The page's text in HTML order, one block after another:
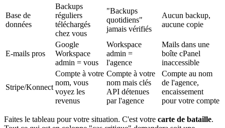
Base de
données
Backups
réguliers
téléchargés
chez vous
"Backups
quotidiens"
jamais vérifiés
Aucun backup,
aucune copie
E-mails pros
Google
Workspace
admin = vous
Workspace
admin =
l'agence
Mails dans une
boîte cPanel
inaccessible
Stripe/Konnect
Compte à votre
nom, vous
voyez les
revenus
Compte à votre
nom mais clés
API détenues
par l'agence
Compte au nom
de l'agence,
encaissement
pour votre compte
Faites le tableau pour votre situation. C'est votre carte de bataille.